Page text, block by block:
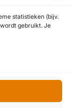
statistieken (bijv.
gebruikt. Je